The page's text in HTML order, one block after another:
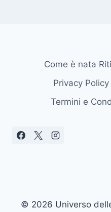
Come è nata
Privacy Policy
Termini e
© 2026 Universo